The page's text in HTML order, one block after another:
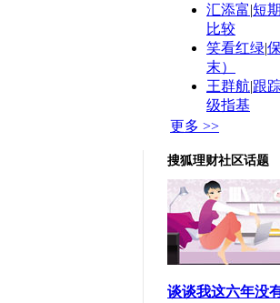
汇添富|短
比较
笑看红绿|
末）
王群航|跟
级指基
更多 >>
搜狐理财社区话题
谈谈我这六年没